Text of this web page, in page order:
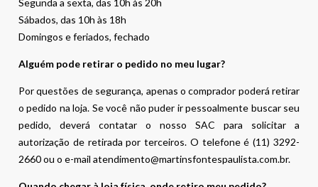
Segunda a sexta, das 10h às 20h
Sábados, das 10h às 18h
Domingos e feriados, fechado
Alguém pode retirar o pedido no meu lugar?
Por questões de segurança, apenas o comprador poderá retirar
o pedido na loja. Se você não puder ir pessoalmente buscar seu
pedido, deverá contatar o nosso SAC para solicitar a
autorização de retirada por terceiros. O telefone é (11) 3292-
2660 ou o e-mail atendimento@martinsfontespaulista.com.br.